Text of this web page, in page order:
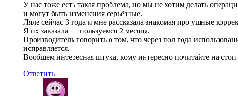
У нас тоже есть такая проблема, но мы не хотим делать
и могут быть изменения серьёзные.
Ляле сейчас 3 года и мне рассказала знакомая про ушные
Я их заказала — пользуемся 2 месяца.
Производитель говорить о том, что через пол года
исправляется.
Вообщем интересная штука, кому интересно почитайте на
Ответить